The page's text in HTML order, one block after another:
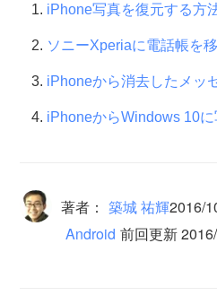
iPhone写真を復元する方
ソニーXperiaに電話帳を
iPhoneから消去したメッ
iPhoneからWindows 10
著者： 築城 祐輝2016/
Android 前回更新